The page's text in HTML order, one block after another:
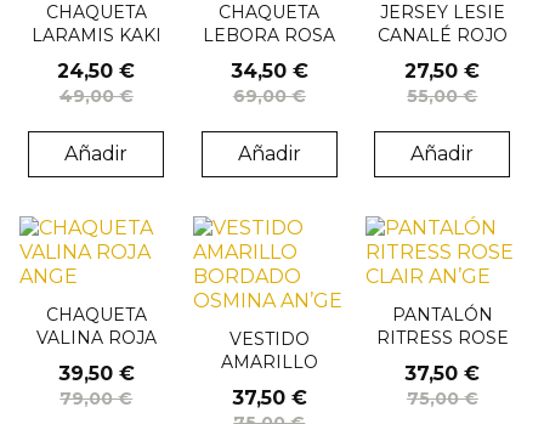
CHAQUETA
LARAMIS KAKI
ANGE
24,50 €
49,00 €
Añadir
CHAQUETA
LEBORA ROSA
ANGE
34,50 €
69,00 €
Añadir
JERSEY LESIE
CANALÉ ROJO
ANGE
27,50 €
55,00 €
Añadir
CHAQUETA
VALINA ROJA
ANGE
39,50 €
79,00 €
VESTIDO
AMARILLO
BORDADO
OSMINA
37,50 €
PANTALÓN
RITRESS ROSE
CLAIR AN’GE
37,50 €
75,00 €